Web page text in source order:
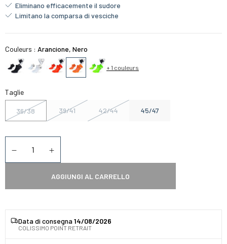
Eliminano efficacemente il sudore
Limitano la comparsa di vesciche
Couleurs : Arancione, Nero
+ 1 couleurs
Taglie
36/38 39/41 42/44 45/47
AGGIUNGI AL CARRELLO
Data di consegna 14/08/2026
COLISSIMO POINT RETRAIT